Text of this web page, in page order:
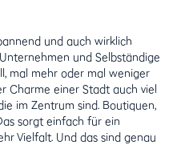
und auch wirklich
und Selbständige
mal mehr oder mal weniger
Charme einer Stadt auch viel
im Zentrum sind. Boutiquen,
sorgt einfach für ein
Vielfalt. Und das sind genau